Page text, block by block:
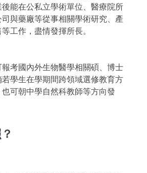
能在公私立學術單位、醫療院所
與藥廠等從事相關學術研究、產
工作，盡情發揮所長。
考國內外生物醫學相關碩、博士
學生在學期間跨領域選修教育方
可朝中學自然科教師等方向發